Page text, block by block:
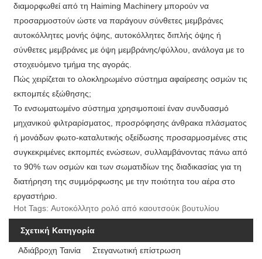
διαμορφωθεί από τη Haiming Machinery μπορούν να
προσαρμοστούν ώστε να παράγουν σύνθετες μεμβράνες
αυτοκόλλητες μονής όψης, αυτοκόλλητες διπλής όψης ή
σύνθετες μεμβράνες με όψη μεμβράνης/φύλλου, ανάλογα με το
στοχευόμενο τμήμα της αγοράς.
Πώς χειρίζεται το ολοκληρωμένο σύστημα αφαίρεσης οσμών τις
εκπομπές εξώθησης;
Το ενσωματωμένο σύστημα χρησιμοποιεί έναν συνδυασμό
μηχανικού φιλτραρίσματος, προσρόφησης άνθρακα πλάσματος
ή μονάδων φωτο-καταλυτικής οξείδωσης προσαρμοσμένες στις
συγκεκριμένες εκπομπές ενώσεων, συλλαμβάνοντας πάνω από
το 90% των οσμών και των σωματιδίων της διαδικασίας για τη
διατήρηση της συμμόρφωσης με την ποιότητα του αέρα στο
εργαστήριο.
Hot Tags: Αυτοκόλλητο ρολό από καουτσούκ βουτυλίου
Σχετική Κατηγορία
Αδιάβροχη Ταινία
Στεγανωτική επίστρωση